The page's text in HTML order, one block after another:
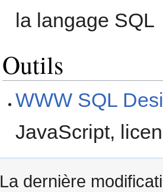
la langage SQL
Outils
WWW SQL
JavaScript,
La dernière